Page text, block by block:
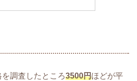
調査したところ3500円ほどが平